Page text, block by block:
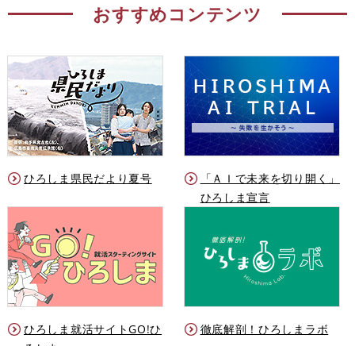
おすすめコンテンツ
ひろしま県民だより夏号
「ＡＩで未来を切り開く」
ひろしま宣言
ひろしま就活サイトGO!ひ
徹底解剖！ひろしまラボ